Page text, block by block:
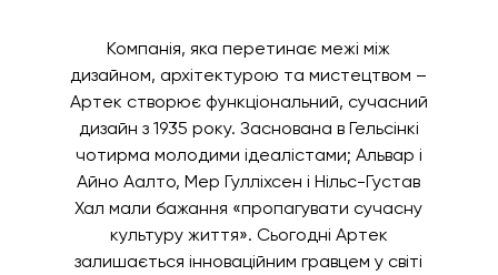
Компанія, яка перетинає межі між
дизайном, архітектурою та мистецтвом –
Артек створює функціональний, сучасний
дизайн з 1935 року. Заснована в Гельсінкі
чотирма молодими ідеалістами; Альвар і
Айно Аалто, Мер Гулліхсен і Нільс-Густав
Хал мали бажання «пропагувати сучасну
культуру життя». Сьогодні Артек
залишається інноваційним гравцем у світі